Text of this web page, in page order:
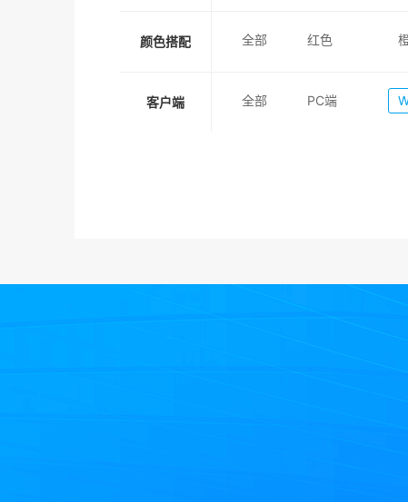
颜色搭配 全部 红色
客户端 全部 PC端